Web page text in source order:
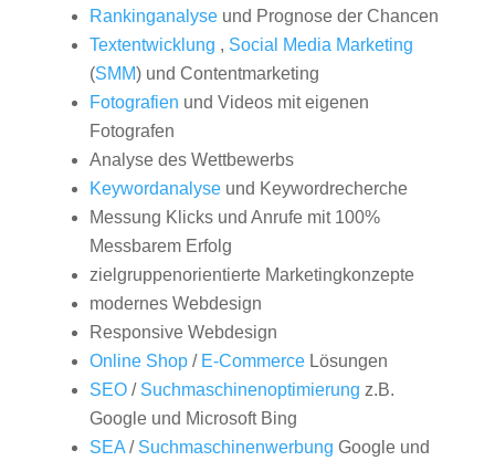
Rankinganalyseund Prognose der Chancen
Textentwicklung , Social Media Marketing
(SMM) und Contentmarketing
Fotografien und Videos mit eigenen
Fotografen
Analyse des Wettbewerbs
Keywordanalyseund Keywordrecherche
Messung Klicks und Anrufe mit 100%
Messbarem Erfolg
zielgruppenorientierte Marketingkonzepte
modernes Webdesign
Responsive Webdesign
Online Shop/ E-CommerceLösungen
SEO/ Suchmaschinenoptimierung z.B.
Google und Microsoft Bing
SEA/ Suchmaschinenwerbung Google und